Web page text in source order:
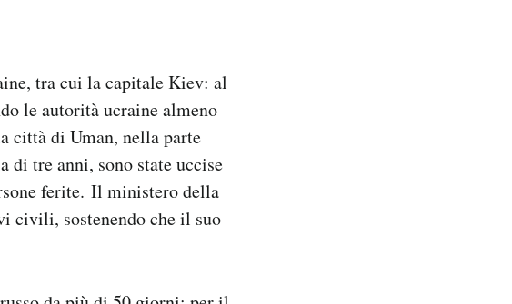
tra cui la capitale Kiev: al
le autorità ucraine almeno
città di Uman, nella parte
di tre anni, sono state uccise
ferite. Il ministero della
civili, sostenendo che il suo